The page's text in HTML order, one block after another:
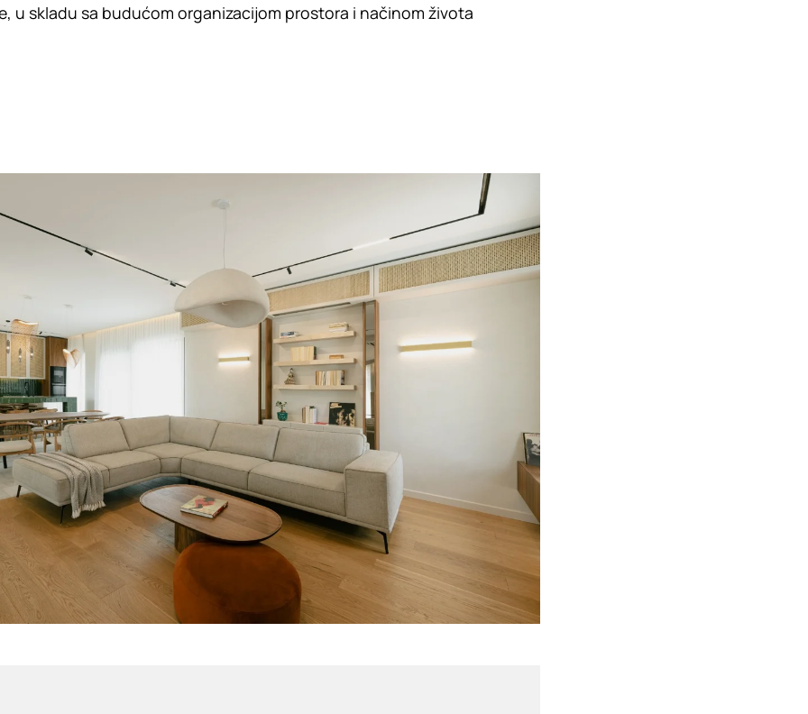
u skladu sa budućom organizacijom prostora i načinom života